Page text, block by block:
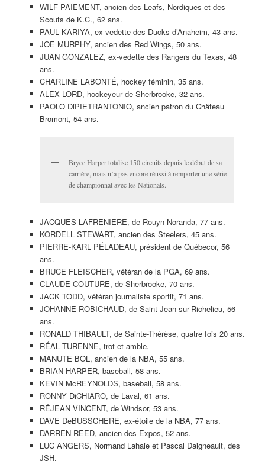
WILF PAIEMENT, ancien des Leafs, Nordiques et des
Scouts de K.C., 62 ans.
PAUL KARIYA, ex-vedette des Ducks d’Anaheim, 43 ans.
JOE MURPHY, ancien des Red Wings, 50 ans.
JUAN GONZALEZ, ex-vedette des Rangers du Texas, 48
ans.
CHARLINE LABONTÉ, hockey féminin, 35 ans.
ALEX LORD, hockeyeur de Sherbrooke, 32 ans.
PAOLO DiPIETRANTONIO, ancien patron du Château
Bromont, 54 ans.
Bryce Harper totalise 150 circuits depuis le début de sa
carrière, mais n’a pas encore réussi à remporter une série
de championnat avec les Nationals.
JACQUES LAFRENIÈRE, de Rouyn-Noranda, 77 ans.
KORDELL STEWART, ancien des Steelers, 45 ans.
PIERRE-KARL PÉLADEAU, président de Québecor, 56
ans.
BRUCE FLEISCHER, vétéran de la PGA, 69 ans.
CLAUDE COUTURE, de Sherbrooke, 70 ans.
JACK TODD, vétéran journaliste sportif, 71 ans.
JOHANNE ROBICHAUD, de Saint-Jean-sur-Richelieu, 56
ans.
RONALD THIBAULT, de Sainte-Thérèse, quatre fois 20 ans.
RÉAL TURENNE, trot et amble.
MANUTE BOL, ancien de la NBA, 55 ans.
BRIAN HARPER, baseball, 58 ans.
KEVIN McREYNOLDS, baseball, 58 ans.
RONNY DiCHIARO, de Laval, 61 ans.
RÉJEAN VINCENT, de Windsor, 53 ans.
DAVE DeBUSSCHERE, ex-étoile de la NBA, 77 ans.
DARREN REED, ancien des Expos, 52 ans.
LUC ANGERS, Normand Lahaie et Pascal Daigneault, des
JSH.